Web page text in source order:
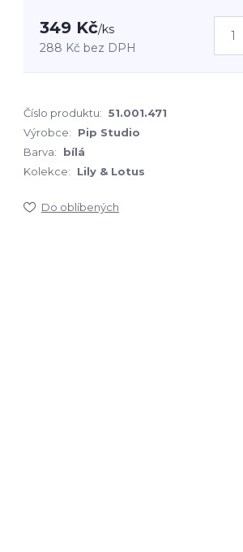
349 Kč/ks
288 Kč bez DPH
Číslo produktu: 51.001.471
Výrobce:
Pip Studio
Barva:
bílá
Kolekce:
Lily & Lotus
Do oblíbených